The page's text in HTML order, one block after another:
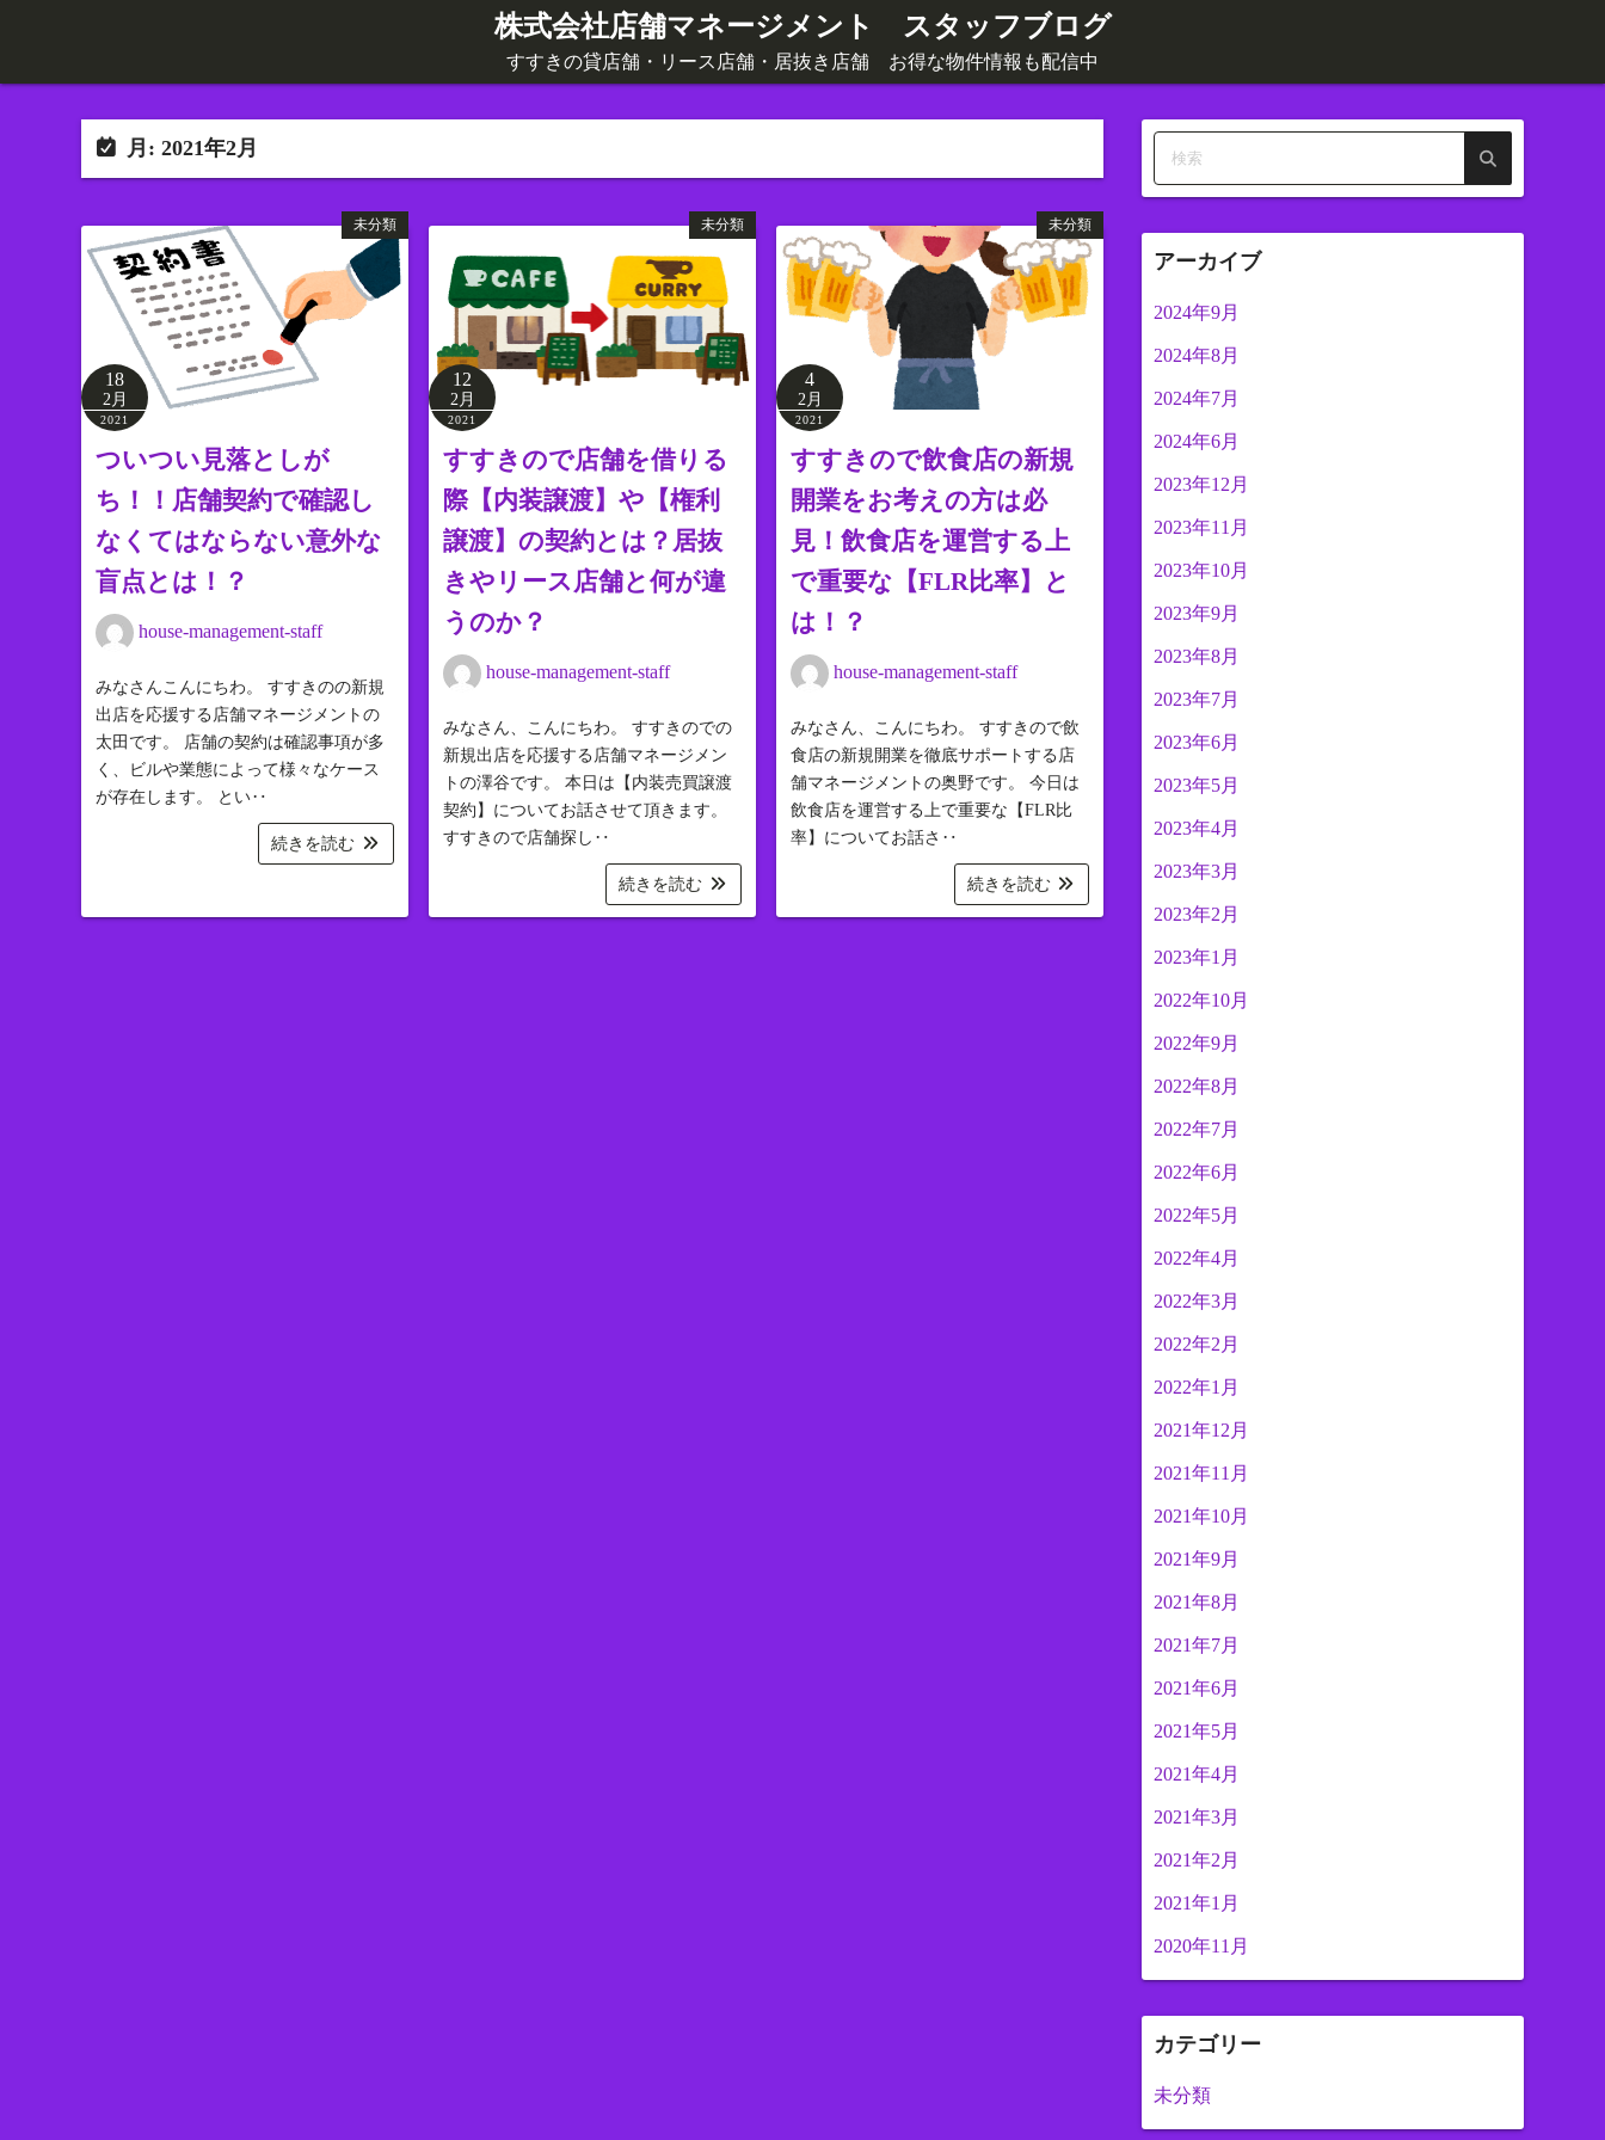
株式会社店舗マネージメント スタッフブログ
すすきの貸店舗・リース店舗・居抜き店舗 お得な物件情報も配信中
月: 2021年2月
未分類
18
2月
2021
ついつい見落としが
ち！！店舗契約で確認し
なくてはならない意外な
盲点とは！？
house-management-staff
みなさんこんにちわ。 すすきのの新規
出店を応援する店舗マネージメントの
太田です。 店舗の契約は確認事項が多
く、ビルや業態によって様々なケース
が存在します。 とい‥
続きを読む
未分類
12
2月
2021
すすきので店舗を借りる
際【内装譲渡】や【権利
譲渡】の契約とは？居抜
きやリース店舗と何が違
うのか？
house-management-staff
みなさん、こんにちわ。 すすきのでの
新規出店を応援する店舗マネージメン
トの澤谷です。 本日は【内装売買譲渡
契約】についてお話させて頂きます。
すすきので店舗探し‥
続きを読む
未分類
4
2月
2021
すすきので飲食店の新規
開業をお考えの方は必
見！飲食店を運営する上
で重要な【FLR比率】と
は！？
house-management-staff
みなさん、こんにちわ。 すすきので飲
食店の新規開業を徹底サポートする店
舗マネージメントの奥野です。 今日は
飲食店を運営する上で重要な【FLR比
率】についてお話さ‥
続きを読む
アーカイブ
2024年9月
2024年8月
2024年7月
2024年6月
2023年12月
2023年11月
2023年10月
2023年9月
2023年8月
2023年7月
2023年6月
2023年5月
2023年4月
2023年3月
2023年2月
2023年1月
2022年10月
2022年9月
2022年8月
2022年7月
2022年6月
2022年5月
2022年4月
2022年3月
2022年2月
2022年1月
2021年12月
2021年11月
2021年10月
2021年9月
2021年8月
2021年7月
2021年6月
2021年5月
2021年4月
2021年3月
2021年2月
2021年1月
2020年11月
カテゴリー
未分類